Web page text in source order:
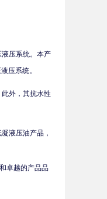
压系统。本产
压系统。
外，其抗水性
液压油产品，
卓越的产品品